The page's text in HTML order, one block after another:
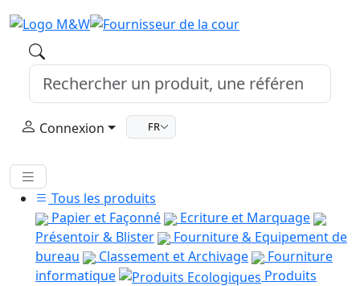
Connexion FR
Tous les produits
Papier et Façonné
Ecriture et Marquage
Présentoir & Blister
Fourniture & Equipement de
bureau
Classement et Archivage
Fourniture
informatique
Produits